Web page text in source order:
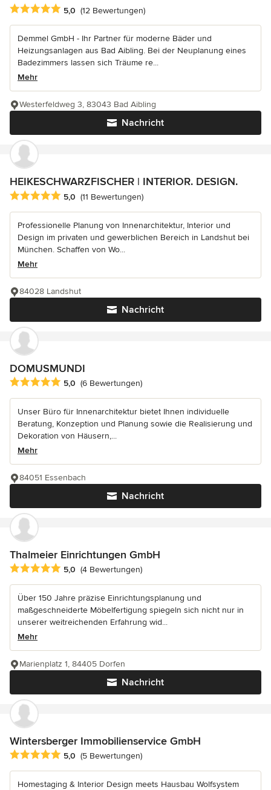
Durchschnittliche Bewertung: 5 von 5 Sternen
5,0 (12 Bewertungen)
Demmel GmbH - Ihr Partner für moderne Bäder und
Heizungsanlagen aus Bad Aibling. Bei der Neuplanung eines
Badezimmers lassen sich Träume re...
Mehr
Nachricht
Westerfeldweg 3, 83043 Bad Aibling
HEIKESCHWARZFISCHER | INTERIOR. DESIGN.
Durchschnittliche Bewertung: 5 von 5 Sternen
5,0 (11 Bewertungen)
Professionelle Planung von Innenarchitektur, Interior und
Design im privaten und gewerblichen Bereich in Landshut bei
München. Schaffen von Wo...
Mehr
Nachricht
84028 Landshut
DOMUSMUNDI
Durchschnittliche Bewertung: 5 von 5 Sternen
5,0 (6 Bewertungen)
Unser Büro für Innenarchitektur bietet Ihnen individuelle
Beratung, Konzeption und Planung sowie die Realisierung und
Dekoration von Häusern,...
Mehr
Nachricht
84051 Essenbach
Thalmeier Einrichtungen GmbH
Durchschnittliche Bewertung: 5 von 5 Sternen
5,0 (4 Bewertungen)
Über 150 Jahre präzise Einrichtungsplanung und
maßgeschneiderte Möbelfertigung spiegeln sich nicht nur in
unserer weitreichenden Erfahrung wid...
Mehr
Nachricht
Marienplatz 1, 84405 Dorfen
Wintersberger Immobilienservice GmbH
Durchschnittliche Bewertung: 5 von 5 Sternen
5,0 (5 Bewertungen)
Homestaging & Interior Design meets Hausbau Wolfsystem